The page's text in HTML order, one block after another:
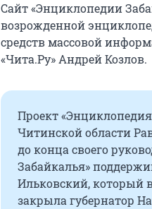
Сайт «Энциклопедии
возрожденной
средств массовой
«Чита.Ру» Андрей Козлов.
Проект
Читинской области
до конца своего
Забайкалья»
Ильковский, который
закрыла губернатор